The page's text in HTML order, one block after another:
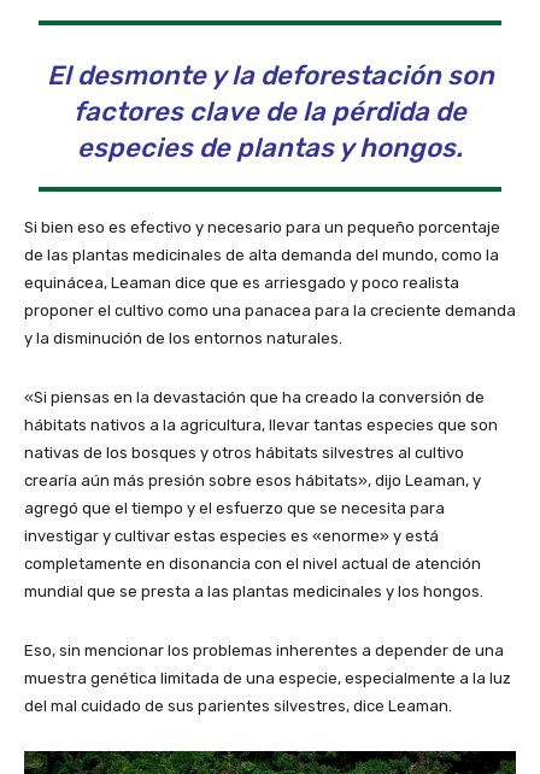
El desmonte y la deforestación son
factores clave de la pérdida de
especies de plantas y hongos.
Si bien eso es efectivo y necesario para un pequeño porcentaje
de las plantas medicinales de alta demanda del mundo, como la
equinácea, Leaman dice que es arriesgado y poco realista
proponer el cultivo como una panacea para la creciente demanda
y la disminución de los entornos naturales.
«Si piensas en la devastación que ha creado la conversión de
hábitats nativos a la agricultura, llevar tantas especies que son
nativas de los bosques y otros hábitats silvestres al cultivo
crearía aún más presión sobre esos hábitats», dijo Leaman, y
agregó que el tiempo y el esfuerzo que se necesita para
investigar y cultivar estas especies es «enorme» y está
completamente en disonancia con el nivel actual de atención
mundial que se presta a las plantas medicinales y los hongos.
Eso, sin mencionar los problemas inherentes a depender de una
muestra genética limitada de una especie, especialmente a la luz
del mal cuidado de sus parientes silvestres, dice Leaman.